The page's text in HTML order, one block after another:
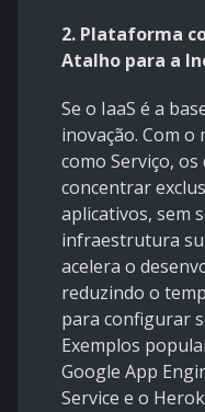
2. Plataforma
Atalho para a
Se o IaaS é a
inovação. Com
como Serviço,
concentrar
aplicativos, sem
infraestrutura
acelera o
reduzindo o
para configurar
Exemplos
Google App
Service e o